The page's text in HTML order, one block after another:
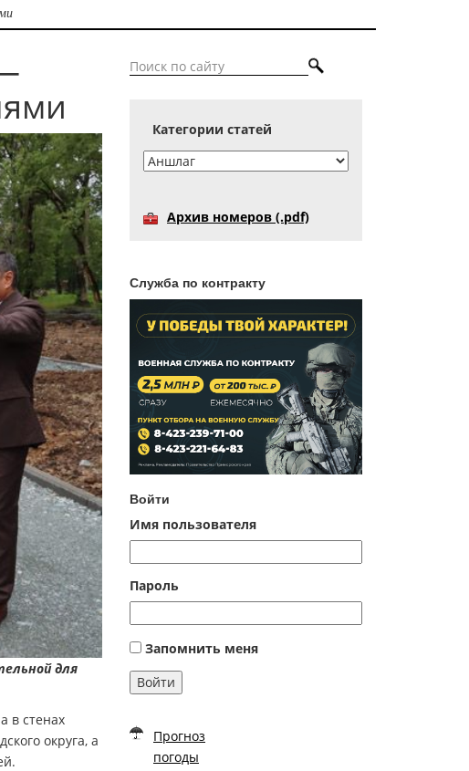
для
в стенах
округа, а
Категории статей
Архив номеров (.pdf)
Служба по контракту
Войти
Имя пользователя
Пароль
Запомнить меня
Войти
Прогноз
погоды